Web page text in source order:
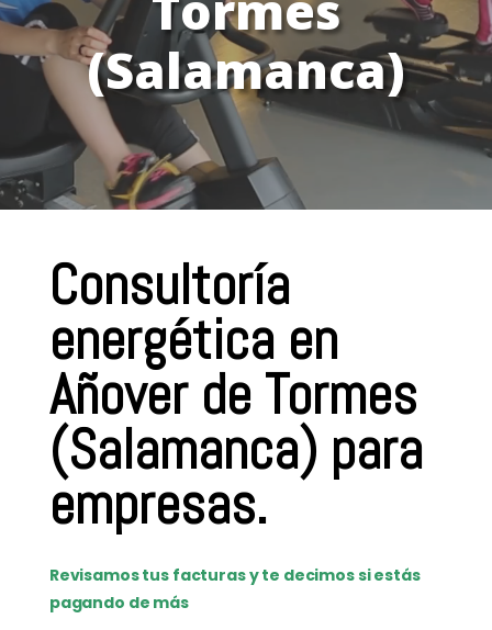
(Salamanca)
Consultoría
energética en
Añover de Tormes
(Salamanca) para
empresas.
Revisamos tus facturas y te decimos si estás
pagando de más